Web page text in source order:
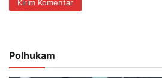
Polhukam